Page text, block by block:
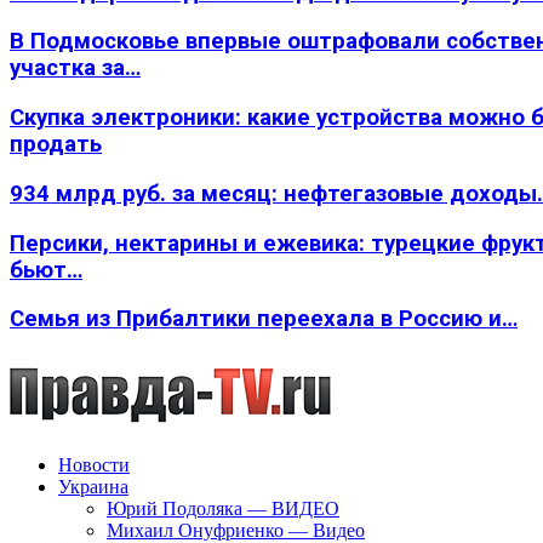
В Подмосковье впервые оштрафовали
участка за…
Скупка электроники: какие устройства можно
продать
934 млрд руб. за месяц: нефтегазовые
Персики, нектарины и ежевика: турецкие
бьют…
Семья из Прибалтики переехала в Россию и…
Новости
Украина
Юрий Подоляка — ВИДЕО
Михаил Онуфриенко — Видео